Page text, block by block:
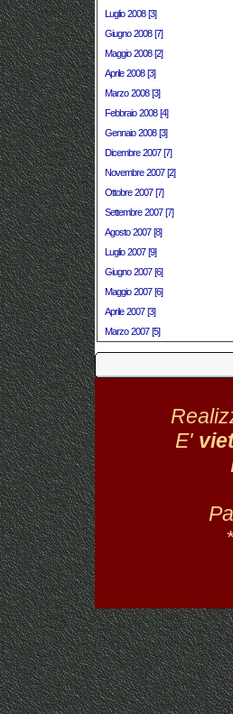
Luglio 2008 [3]
Giugno 2008 [7]
Maggio 2008 [2]
Aprile 2008 [3]
Marzo 2008 [3]
Febbraio 2008 [4]
Gennaio 2008 [3]
Dicembre 2007 [7]
Novembre 2007 [2]
Ottobre 2007 [7]
Settembre 2007 [7]
Agosto 2007 [8]
Luglio 2007 [9]
Giugno 2007 [6]
Maggio 2007 [6]
Aprile 2007 [3]
Marzo 2007 [5]
E'